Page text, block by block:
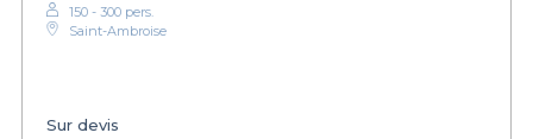
150 - 300 pers.
Saint-Ambroise
Sur devis